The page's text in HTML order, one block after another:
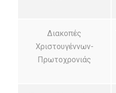
Διακοπές
Χριστουγέννων-
Πρωτοχρονιάς